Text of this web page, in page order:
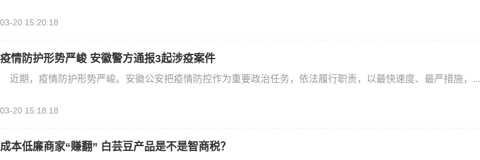
03-20 15:20:18
疫情防护形势严峻 安徽警方通报3起涉疫案件
近期，疫情防护形势严峻。安徽公安把疫情防控作为重要政治任务，依法履行职责，以最快速度、最严措施，...
03-20 15:18:18
成本低廉商家“赚翻” 白芸豆产品是不是智商税？